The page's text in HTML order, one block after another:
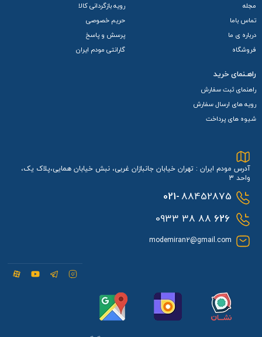
مجله
تماس باما
درباره ی ما
فروشگاه
رویه بازگردانی کالا
حریم خصوصی
پرسش و پاسخ
گارانتی مودم ایران
راهـنمای خرید
راهنمای ثبت سفارش
رویه های ارسال سفارش
شیوه های پرداخت
آدرس مودم ایران : تهران خیابان جانبازان غربی، نبش خیابان همایی،پلاک یک،
واحد 3
021-88452875
626
88 38 0933
modemiran2@gmail.com